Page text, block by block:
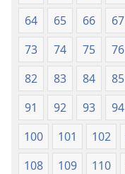
64
65 66 67
73
74 75 76
82
83 84 85
91
92 93 94
100
101 102
108
109 110